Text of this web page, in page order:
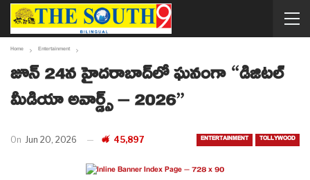
Home Entertainment
జూన్ 24న హైదరాబాద్‌లో ఘనంగా “డిజిటల్
మీడియా అవార్డ్స్ – 2026”
ENTERTAINMENT TOLLYWOOD
On Jun 20, 2026 45,897